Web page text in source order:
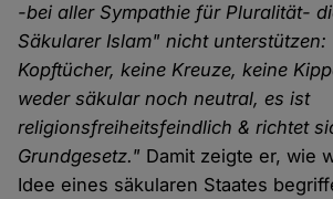
-bei aller Sympathie für Pluralität-
Säkularer Islam" nicht unterstützen:
Kopftücher, keine Kreuze, keine
weder säkular noch neutral, es ist
religionsfreiheitsfeindlich & richtet
Grundgesetz." Damit zeigte er, wie
Idee eines säkularen Staates